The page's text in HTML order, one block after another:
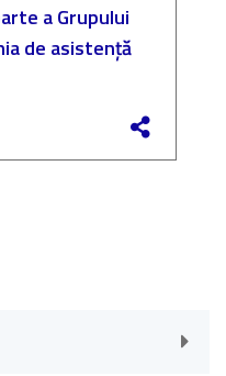
a Grupului
de asistență